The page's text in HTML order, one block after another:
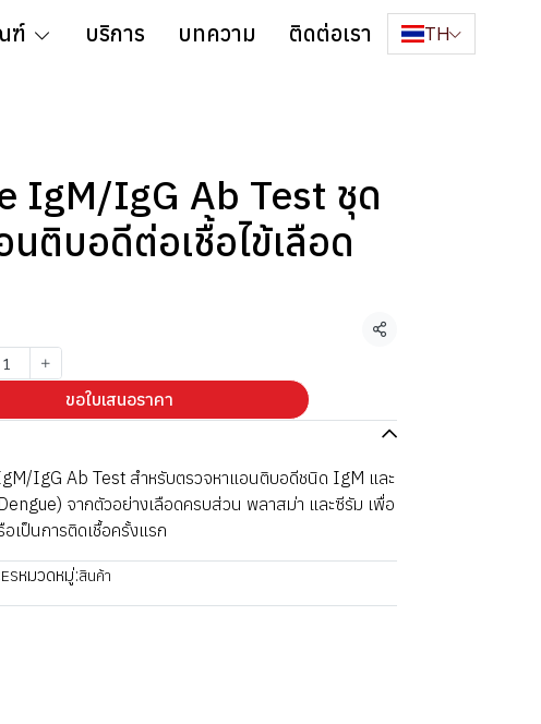
ฑ์ บริการ บทความ ติดต่อเรา TH
IgM/IgG Ab Test ชุด
ติบอดีต่อเชื้อไข้เลือด
แชร์
ขอใบเสนอราคา
IgG Ab Test สำหรับตรวจหาแอนติบอดีชนิด IgM และ
จากตัวอย่างเลือดครบส่วน พลาสม่า และซีรัม เพื่อ
เป็นการติดเชื้อครั้งแรก
หมวดหมู่:สินค้า